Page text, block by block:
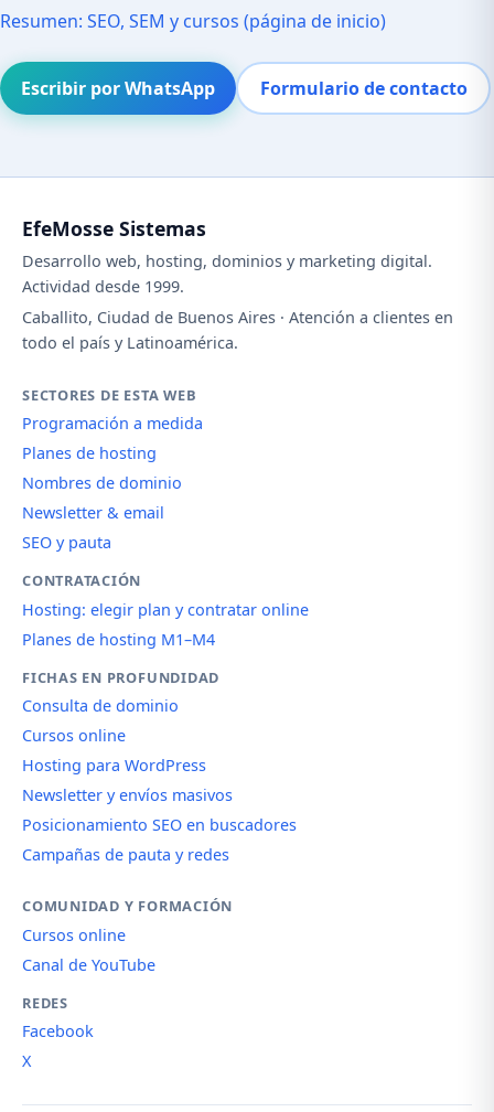
Resumen: SEO, SEM y cursos (página de inicio)
Escribir por WhatsApp Formulario de contacto
EfeMosse Sistemas
Desarrollo web, hosting, dominios y marketing digital.
Actividad desde 1999.
Caballito, Ciudad de Buenos Aires · Atención a clientes en
todo el país y Latinoamérica.
SECTORES DE ESTA WEB
Programación a medida
Planes de hosting
Nombres de dominio
Newsletter & email
SEO y pauta
CONTRATACIÓN
Hosting: elegir plan y contratar online
Planes de hosting M1–M4
FICHAS EN PROFUNDIDAD
Consulta de dominio
Cursos online
Hosting para WordPress
Newsletter y envíos masivos
Posicionamiento SEO en buscadores
Campañas de pauta y redes
COMUNIDAD Y FORMACIÓN
Cursos online
Canal de YouTube
REDES
Facebook
X